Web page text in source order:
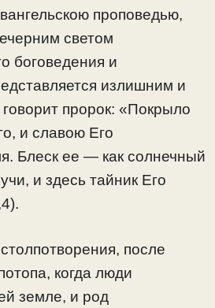
проповедью,
светом
боговедения и
излишним и
пророк: «Покрыло
и славою Его
Блеск ее — как солнечный
и здесь тайник Его
после
когда люди
земле, и род